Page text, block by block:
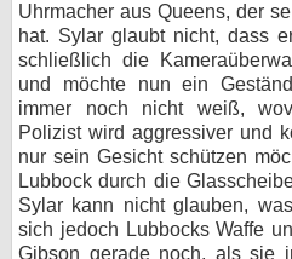
Uhrmacher aus Queens, der
hat. Sylar glaubt nicht, dass
schließlich die
und möchte nun ein
immer noch nicht weiß,
Polizist wird aggressiver und
nur sein Gesicht schützen
Lubbock durch die
Sylar kann nicht glauben,
sich jedoch Lubbocks Waffe
Gibson gerade noch, als sie